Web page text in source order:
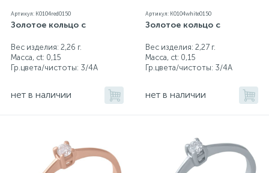
Артикул: K0104red0150
Золотое кольцо с
Вес изделия: 2,26 г.
Масса, ct: 0,15
Гр.цвета/чистоты: 3/4А
нет в наличии
Артикул: K0104white0150
Золотое кольцо с
Вес изделия: 2,27 г.
Масса, ct: 0,15
Гр.цвета/чистоты: 3/4А
нет в наличии
Серебряные колье
Серебряные цепочки
Серебряные аксессуары
Серебряные сувениры